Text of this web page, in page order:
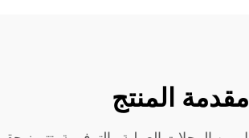
مقدمة المنتج